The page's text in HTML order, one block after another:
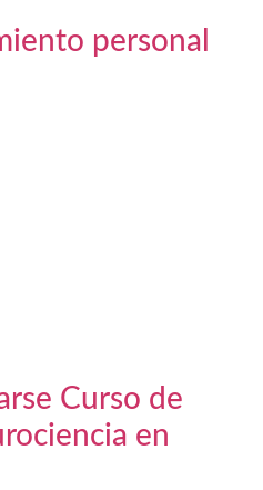
personal
Curso de
en